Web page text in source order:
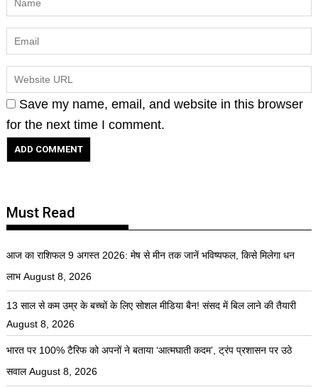
Save my name, email, and website in this browser
for the next time I comment.
Must Read
आज का राशिफल 9 अगस्त 2026: मेष से मीन तक जानें भविष्यफल, किसे मिलेगा धन
लाभ August 8, 2026
13 साल से कम उम्र के बच्चों के लिए सोशल मीडिया बैन! संसद में बिल लाने की तैयारी
August 8, 2026
भारत पर 100% टैरिफ को अपनों ने बताया ‘आत्मघाती कदम’, ट्रंप प्रशासन पर उठे
सवाल August 8, 2026